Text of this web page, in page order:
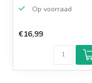
Op voorraad
€16,99